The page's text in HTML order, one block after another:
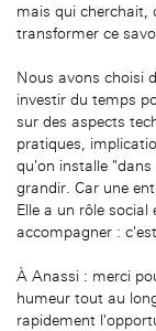
mais qui cherchait,
transformer ce
Nous avons choisi
investir du temps
sur des aspects
pratiques,
qu'on installe
grandir. Car une
Elle a un rôle
accompagner :
À Anassi : merci
humeur tout au
rapidement